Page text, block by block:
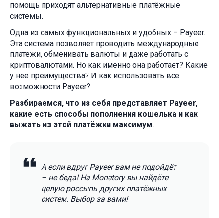
помощь приходят альтернативные платёжные
системы.
Одна из самых функциональных и удобных – Payeer.
Эта система позволяет проводить международные
платежи, обменивать валюты и даже работать с
криптовалютами. Но как именно она работает? Какие
у неё преимущества? И как использовать все
возможности Payeer?
Разбираемся, что из себя представляет Payeer,
какие есть способы пополнения кошелька и как
выжать из этой платёжки максимум.
А если вдруг Payeer вам не подойдёт
– не беда! На Monetory вы найдёте
целую россыпь других платёжных
систем. Выбор за вами!